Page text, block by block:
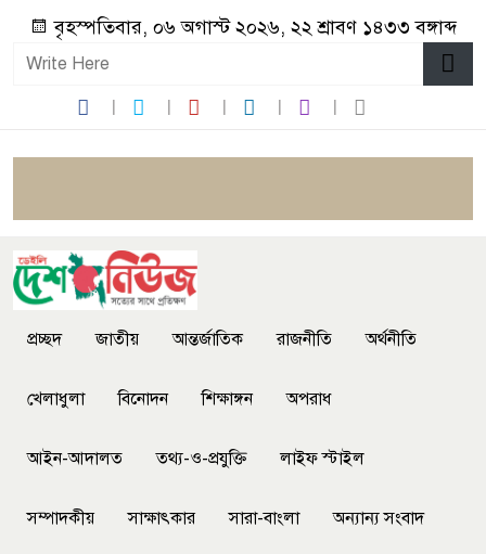
বৃহস্পতিবার, ০৬ অগাস্ট ২০২৬, ২২ শ্রাবণ ১৪৩৩ বঙ্গাব্দ
প্রচ্ছদ জাতীয় আন্তর্জাতিক রাজনীতি অর্থনীতি
খেলাধুলা বিনোদন শিক্ষাঙ্গন অপরাধ
আইন-আদালত তথ্য-ও-প্রযুক্তি লাইফ স্টাইল
সম্পাদকীয় সাক্ষাৎকার সারা-বাংলা অন্যান্য সংবাদ